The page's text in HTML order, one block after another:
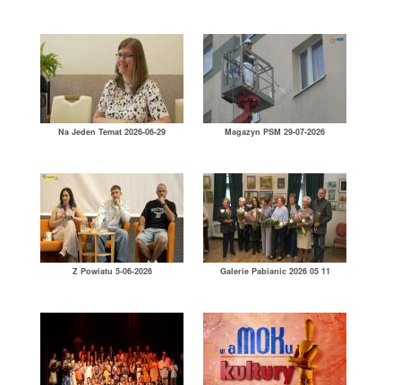
Na Jeden Temat 2026-06-29 Magazyn PSM 29-07-2026
Z Powiatu 5-06-2026 Galerie Pabianic 2026 05 11